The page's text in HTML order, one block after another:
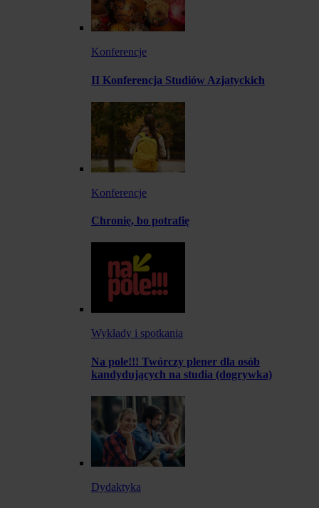
Konferencje
II Konferencja Studiów Azjatyckich
Konferencje
Chronię, bo potrafię
Wykłady i spotkania
Na pole!!! Twórczy plener dla osób
kandydujących na studia (dogrywka)
Dydaktyka